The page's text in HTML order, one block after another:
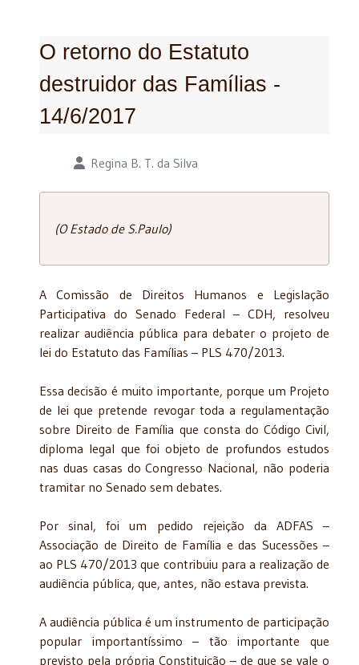
O retorno do Estatuto
destruidor das Famílias -
14/6/2017
Detalhes Regina B. T. da Silva
(O Estado de S.Paulo)
A Comissão de Direitos Humanos e Legislação
Participativa do Senado Federal – CDH, resolveu
realizar audiência pública para debater o projeto de
lei do Estatuto das Famílias – PLS 470/2013.
Essa decisão é muito importante, porque um Projeto
de lei que pretende revogar toda a regulamentação
sobre Direito de Família que consta do Código Civil,
diploma legal que foi objeto de profundos estudos
nas duas casas do Congresso Nacional, não poderia
tramitar no Senado sem debates.
Por sinal, foi um pedido rejeição da ADFAS –
Associação de Direito de Família e das Sucessões –
ao PLS 470/2013 que contribuiu para a realização de
audiência pública, que, antes, não estava prevista.
A audiência pública é um instrumento de participação
popular importantíssimo – tão importante que
previsto pela própria Constituição – de que se vale o